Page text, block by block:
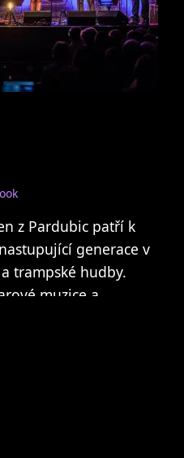
z Pardubic patří k
generace v
trampské hudby.
muzice a
melodické písně
Přes
starší generace